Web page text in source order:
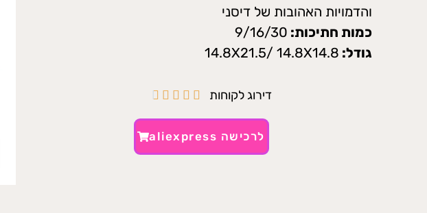
והדמויות האהובות של דיסני
כמות חתיכות: 9/16/30
גודל: 14.8X21.5/ 14.8X14.8
דירוג לקוחות 




לרכישה aliexpress